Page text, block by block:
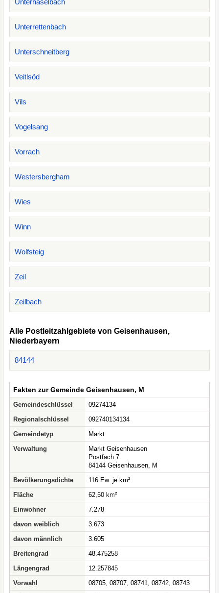
Unterhaselbach
Unterrettenbach
Unterschneitberg
Veitlsöd
Vils
Vogelsang
Vorrach
Westersbergham
Wies
Winn
Wolfsteig
Zeil
Zeilbach
Alle Postleitzahlgebiete von Geisenhausen,
Niederbayern
84144
Fakten zur Gemeinde Geisenhausen, M
Gemeindeschlüssel
09274134
Regionalschlüssel
092740134134
Gemeindetyp
Markt
Verwaltung
Markt Geisenhausen
Postfach 7
84144 Geisenhausen, M
Bevölkerungsdichte
116 Ew. je km²
Fläche
62,50 km²
Einwohner
7.278
davon weiblich
3.673
davon männlich
3.605
Breitengrad
48.475258
Längengrad
12.257845
Vorwahl
08705, 08707, 08741, 08742, 08743